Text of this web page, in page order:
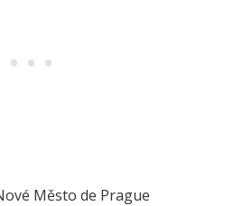
Město de Prague